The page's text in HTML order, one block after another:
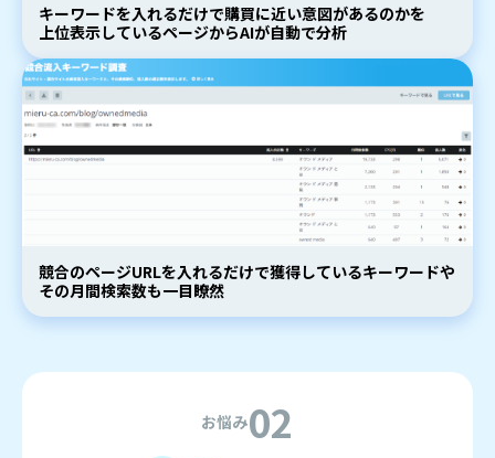
キーワードを入れるだけで購買に近い意図があるのかを
上位表示しているページからAIが自動で分析
競合のページURLを入れるだけで獲得しているキーワードや
その月間検索数も一目瞭然
お悩み02